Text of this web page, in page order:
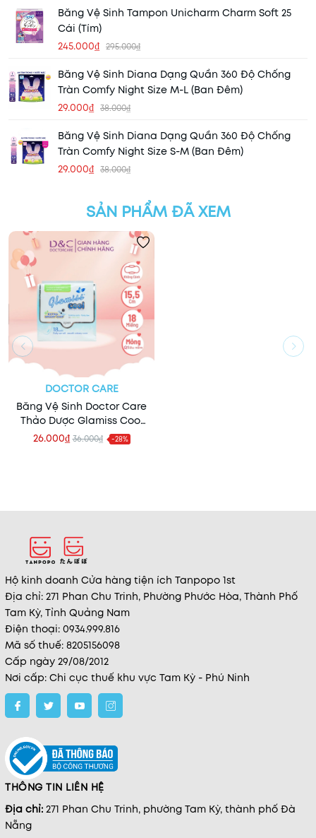
Băng Vệ Sinh Tampon Unicharm Charm Soft 25
Cái (Tím)
245.000₫ 295.000₫
Băng Vệ Sinh Diana Dạng Quần 360 Độ Chống
Tràn Comfy Night Size M-L (Ban Đêm)
29.000₫ 38.000₫
Băng Vệ Sinh Diana Dạng Quần 360 Độ Chống
Tràn Comfy Night Size S-M (Ban Đêm)
29.000₫ 38.000₫
SẢN PHẨM ĐÃ XEM
DOCTOR CARE
Băng Vệ Sinh Doctor Care
Thảo Dược Glamiss Cool
Extra Smart Chip 18 Miếng
(Hàng Ngày)
26.000₫ 36.000₫ -28%
Hộ kinh doanh Cửa hàng tiện ích Tanpopo 1st
Địa chỉ: 271 Phan Chu Trinh, Phường Phước Hòa, Thành Phố
Tam Kỳ, Tỉnh Quảng Nam
Điện thoại: 0934.999.816
Mã số thuế: 8205156098
Cấp ngày 29/08/2012
Nơi cấp: Chi cục thuế khu vực Tam Kỳ - Phú Ninh
THÔNG TIN LIÊN HỆ
Địa chỉ: 271 Phan Chu Trinh, phường Tam Kỳ, thành phố Đà
Nẵng